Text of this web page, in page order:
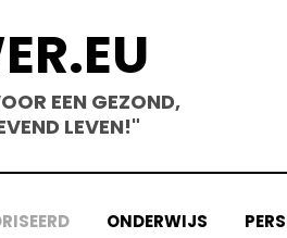
EEN GEZOND,
LEVEN!"
ONDERWIJS